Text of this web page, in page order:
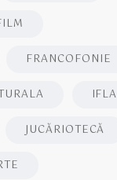
FRANCOFONIE
IFLA
JUCĂRIOTECĂ